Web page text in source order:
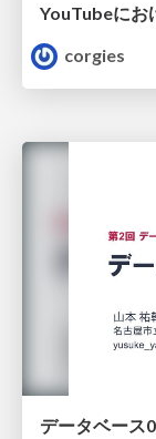
corgies
データベース